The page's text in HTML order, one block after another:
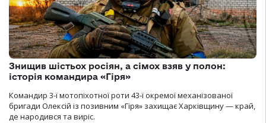
Знищив шістьох росіян, а сімох взяв у полон:
історія командира «Гіря»
Командир 3-ї мотопіхотної роти 43-ї окремої механізованої
бригади Олексій із позивним «Гіря» захищає Харківщину — край,
де народився та виріс.